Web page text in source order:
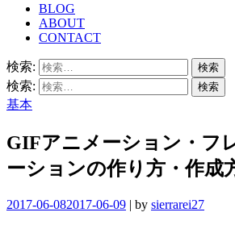
BLOG
ABOUT
CONTACT
検索:
検索:
基本
GIFアニメーション・フ
ーションの作り方・作成
2017-06-082017-06-09 | by sierrarei27